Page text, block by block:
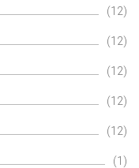
(12)
(12)
(12)
(12)
(12)
(1)